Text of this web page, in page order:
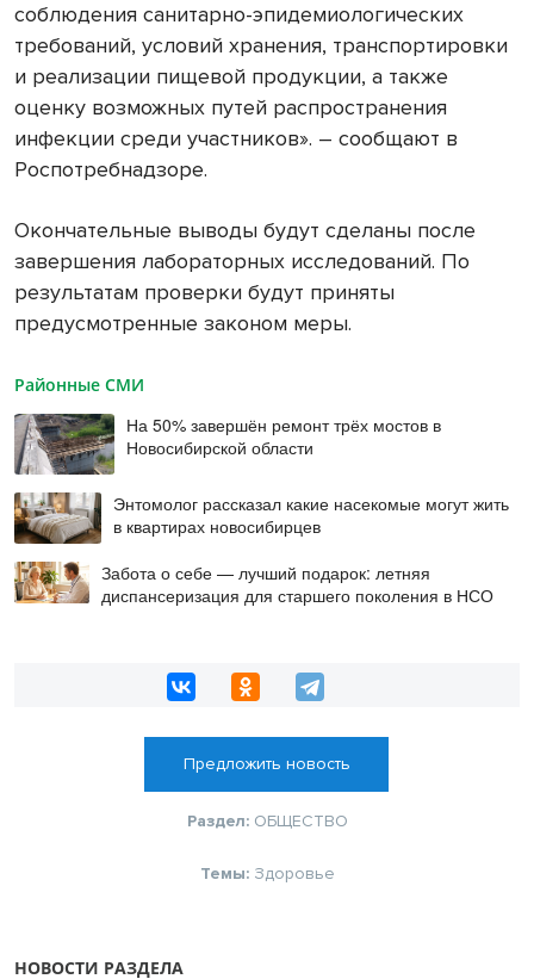
соблюдения санитарно-эпидемиологических
требований, условий хранения, транспортировки
и реализации пищевой продукции, а также
оценку возможных путей распространения
инфекции среди участников». – сообщают в
Роспотребнадзоре.
Окончательные выводы будут сделаны после
завершения лабораторных исследований. По
результатам проверки будут приняты
предусмотренные законом меры.
Районные СМИ
На 50% завершён ремонт трёх мостов в
Новосибирской области
Энтомолог рассказал какие насекомые могут жить
в квартирах новосибирцев
Забота о себе — лучший подарок: летняя
диспансеризация для старшего поколения в НСО
Предложить новость
Раздел: ОБЩЕСТВО
Темы: Здоровье
НОВОСТИ РАЗДЕЛА